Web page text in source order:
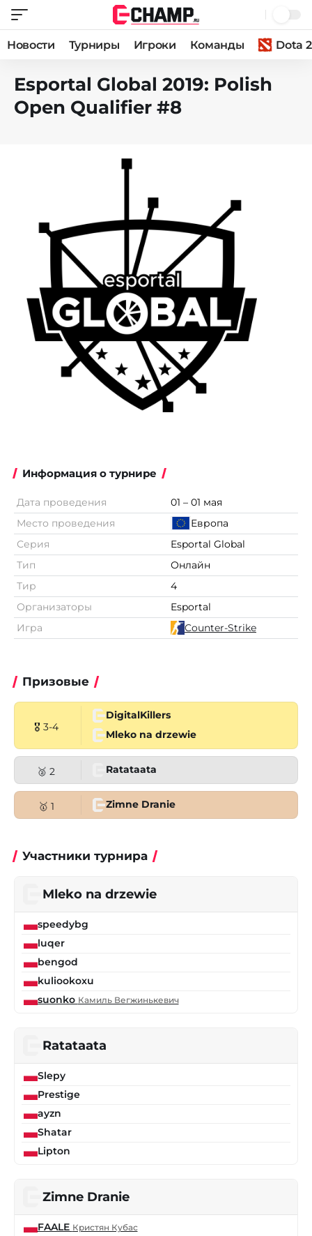
Новости Турниры Игроки Команды Dota 2
Esportal Global 2019: Polish
Open Qualifier #8
Информация о турнире
Дата проведения
01 – 01 мая
Место проведения
Европа
Серия
Esportal Global
Тип
Онлайн
Тир
4
Организаторы
Esportal
Игра
Counter-Strike
Призовые
🎖 3-4
DigitalKillers
Mleko na drzewie
🥈 2 Ratataata
🥇 1 Zimne Dranie
Участники турнира
Mleko na drzewie
speedybg
luqer
bengod
kuliookoxu
suonko Камиль Вегжинькевич
Ratataata
Slepy
Prestige
ayzn
Shatar
Lipton
Zimne Dranie
FAALE Кристян Кубас